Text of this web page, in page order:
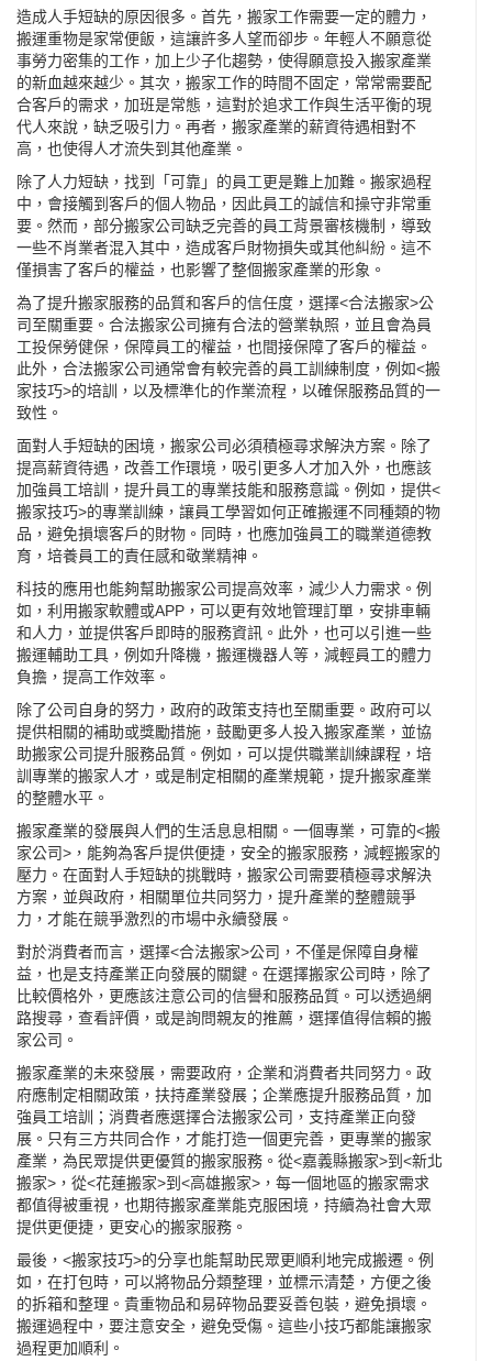
造成人手短缺的原因很多。首先，搬家工作需要一定的體力，
搬運重物是家常便飯，這讓許多人望而卻步。年輕人不願意從
事勞力密集的工作，加上少子化趨勢，使得願意投入搬家產業
的新血越來越少。其次，搬家工作的時間不固定，常常需要配
合客戶的需求，加班是常態，這對於追求工作與生活平衡的現
代人來說，缺乏吸引力。再者，搬家產業的薪資待遇相對不
高，也使得人才流失到其他產業。
除了人力短缺，找到「可靠」的員工更是難上加難。搬家過程
中，會接觸到客戶的個人物品，因此員工的誠信和操守非常重
要。然而，部分搬家公司缺乏完善的員工背景審核機制，導致
一些不肖業者混入其中，造成客戶財物損失或其他糾紛。這不
僅損害了客戶的權益，也影響了整個搬家產業的形象。
為了提升搬家服務的品質和客戶的信任度，選擇<合法搬家>公
司至關重要。合法搬家公司擁有合法的營業執照，並且會為員
工投保勞健保，保障員工的權益，也間接保障了客戶的權益。
此外，合法搬家公司通常會有較完善的員工訓練制度，例如<搬
家技巧>的培訓，以及標準化的作業流程，以確保服務品質的一
致性。
面對人手短缺的困境，搬家公司必須積極尋求解決方案。除了
提高薪資待遇，改善工作環境，吸引更多人才加入外，也應該
加強員工培訓，提升員工的專業技能和服務意識。例如，提供<
搬家技巧>的專業訓練，讓員工學習如何正確搬運不同種類的物
品，避免損壞客戶的財物。同時，也應加強員工的職業道德教
育，培養員工的責任感和敬業精神。
科技的應用也能夠幫助搬家公司提高效率，減少人力需求。例
如，利用搬家軟體或APP，可以更有效地管理訂單，安排車輛
和人力，並提供客戶即時的服務資訊。此外，也可以引進一些
搬運輔助工具，例如升降機，搬運機器人等，減輕員工的體力
負擔，提高工作效率。
除了公司自身的努力，政府的政策支持也至關重要。政府可以
提供相關的補助或獎勵措施，鼓勵更多人投入搬家產業，並協
助搬家公司提升服務品質。例如，可以提供職業訓練課程，培
訓專業的搬家人才，或是制定相關的產業規範，提升搬家產業
的整體水平。
搬家產業的發展與人們的生活息息相關。一個專業，可靠的<搬
家公司>，能夠為客戶提供便捷，安全的搬家服務，減輕搬家的
壓力。在面對人手短缺的挑戰時，搬家公司需要積極尋求解決
方案，並與政府，相關單位共同努力，提升產業的整體競爭
力，才能在競爭激烈的市場中永續發展。
對於消費者而言，選擇<合法搬家>公司，不僅是保障自身權
益，也是支持產業正向發展的關鍵。在選擇搬家公司時，除了
比較價格外，更應該注意公司的信譽和服務品質。可以透過網
路搜尋，查看評價，或是詢問親友的推薦，選擇值得信賴的搬
家公司。
搬家產業的未來發展，需要政府，企業和消費者共同努力。政
府應制定相關政策，扶持產業發展；企業應提升服務品質，加
強員工培訓；消費者應選擇合法搬家公司，支持產業正向發
展。只有三方共同合作，才能打造一個更完善，更專業的搬家
產業，為民眾提供更優質的搬家服務。從<嘉義縣搬家>到<新北
搬家>，從<花蓮搬家>到<高雄搬家>，每一個地區的搬家需求
都值得被重視，也期待搬家產業能克服困境，持續為社會大眾
提供更便捷，更安心的搬家服務。
最後，<搬家技巧>的分享也能幫助民眾更順利地完成搬遷。例
如，在打包時，可以將物品分類整理，並標示清楚，方便之後
的拆箱和整理。貴重物品和易碎物品要妥善包裝，避免損壞。
搬運過程中，要注意安全，避免受傷。這些小技巧都能讓搬家
過程更加順利。